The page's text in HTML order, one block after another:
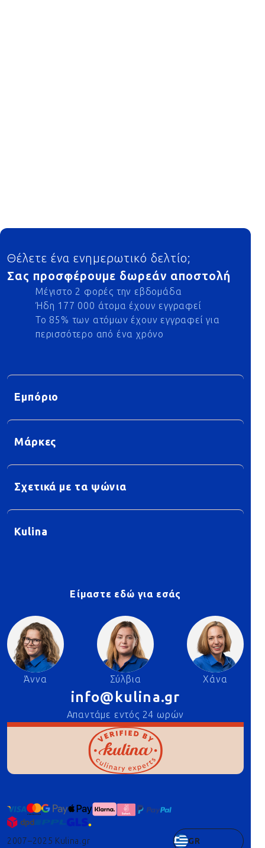
Footer
Θέλετε ένα ενημερωτικό δελτίο;
Σας προσφέρουμε δωρεάν αποστολή
Μέγιστο 2 φορές την εβδομάδα
Ήδη 177 000 άτομα έχουν εγγραφεί
Το 85% των ατόμων έχουν εγγραφεί για
περισσότερο από ένα χρόνο
Εμπόριο
Μάρκες
Σχετικά με τα ψώνια
Kulina
Είμαστε εδώ για εσάς
Άννα Σύλβια Χάνα
info@kulina.gr
Απαντάμε εντός 24 ωρών
2007–2025 Kulina.gr GR